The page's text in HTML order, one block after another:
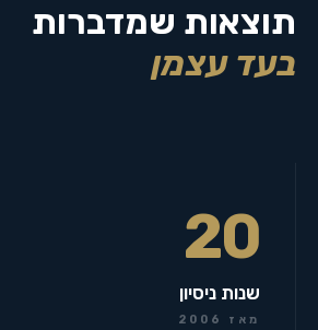
תוצאות שמדברות
בעד עצמן
20
שנות ניסיון
מאז 2006